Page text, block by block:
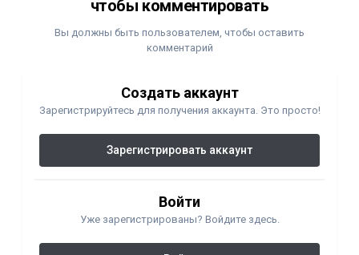
чтобы комментировать
Вы должны быть пользователем, чтобы оставить
комментарий
Создать аккаунт
Зарегистрируйтесь для получения аккаунта. Это просто!
Зарегистрировать аккаунт
Войти
Уже зарегистрированы? Войдите здесь.